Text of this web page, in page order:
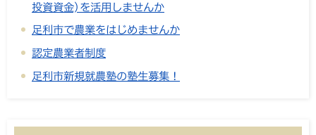
投資資金)を活用しませんか
足利市で農業をはじめませんか
認定農業者制度
足利市新規就農塾の塾生募集！